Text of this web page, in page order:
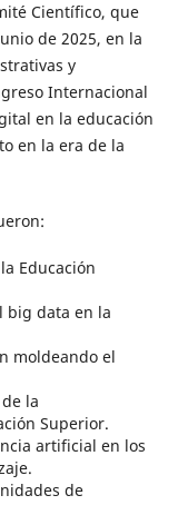
Científico, que
de 2025, en la
y
Internacional
en la educación
en la era de la
Educación
big data en la
moldeando el
la
Superior.
artificial en los
de